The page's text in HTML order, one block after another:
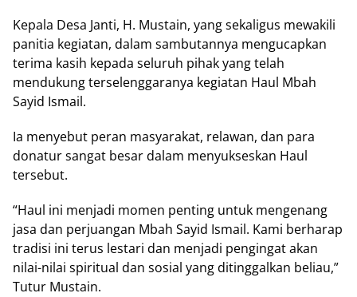
Kepala Desa Janti, H. Mustain, yang sekaligus mewakili
panitia kegiatan, dalam sambutannya mengucapkan
terima kasih kepada seluruh pihak yang telah
mendukung terselenggaranya kegiatan Haul Mbah
Sayid Ismail.
Ia menyebut peran masyarakat, relawan, dan para
donatur sangat besar dalam menyukseskan Haul
tersebut.
“Haul ini menjadi momen penting untuk mengenang
jasa dan perjuangan Mbah Sayid Ismail. Kami berharap
tradisi ini terus lestari dan menjadi pengingat akan
nilai-nilai spiritual dan sosial yang ditinggalkan beliau,”
Tutur Mustain.